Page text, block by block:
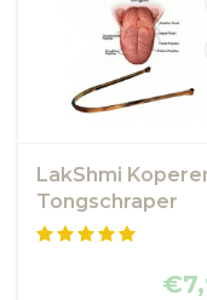
LakShmi
Tongschraper